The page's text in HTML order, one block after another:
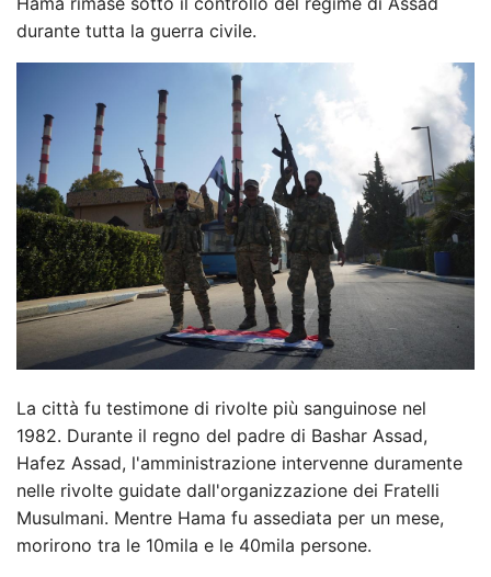
durante tutta la guerra civile.
La città fu testimone di rivolte più sanguinose nel
1982. Durante il regno del padre di Bashar Assad,
Hafez Assad, l'amministrazione intervenne duramente
nelle rivolte guidate dall'organizzazione dei Fratelli
Musulmani. Mentre Hama fu assediata per un mese,
morirono tra le 10mila e le 40mila persone.